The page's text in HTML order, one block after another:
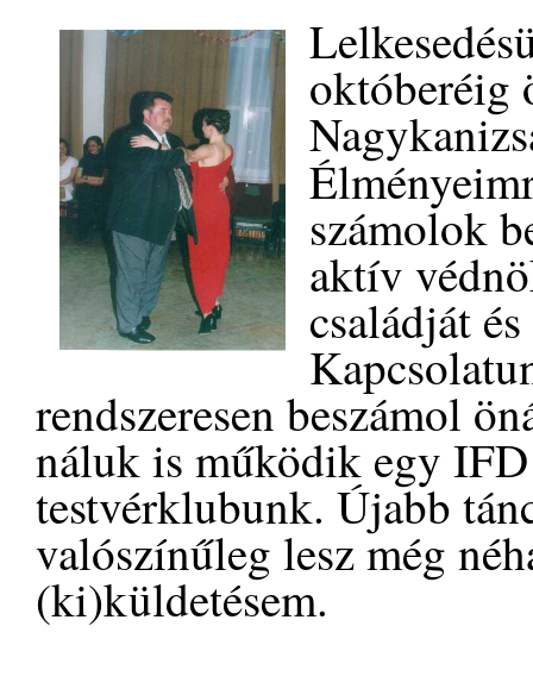
októberéig
számolok
aktív
családját
rendszeresen beszámol
náluk is működik egy
testvérklubunk. Újabb
valószínűleg lesz még
(ki)küldetésem.